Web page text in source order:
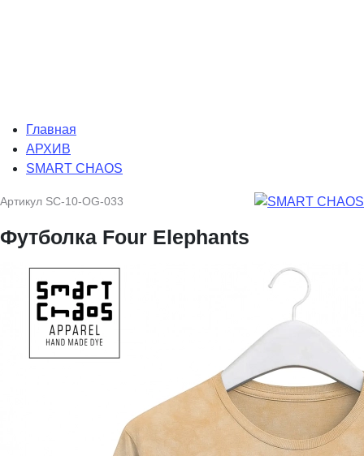
Главная
АРХИВ
SMART CHAOS
Артикул SC-10-OG-033
Футболка Four Elephants